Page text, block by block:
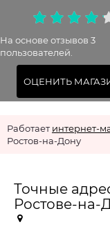
На основе отзывов 3
пользователей.
ОЦЕНИТЬ
Работаетинтернет-
Ростов-на-Дону
Точные
Ростове-на-